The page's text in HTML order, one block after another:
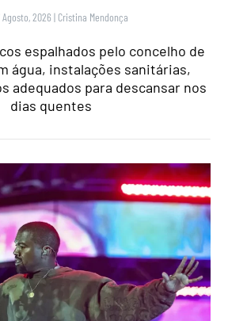
Agosto, 2026 | Cristina Mendonça
espalhados pelo concelho de
água, instalações sanitárias,
adequados para descansar nos
dias quentes